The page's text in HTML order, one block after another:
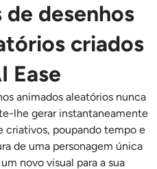
de desenhos
criados
Ease
animados aleatóriosnunca
lhe gerar instantaneamente
criativos, poupando tempo e
de uma personagem única
novo visual para a sua